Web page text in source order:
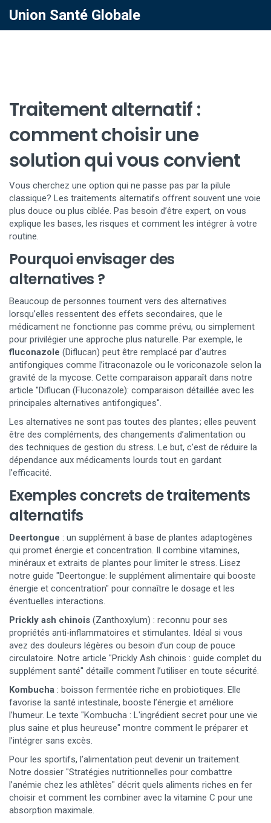
Union Santé Globale
Traitement alternatif :
comment choisir une
solution qui vous convient
Vous cherchez une option qui ne passe pas par la pilule
classique? Les traitements alternatifs offrent souvent une voie
plus douce ou plus ciblée. Pas besoin d’être expert, on vous
explique les bases, les risques et comment les intégrer à votre
routine.
Pourquoi envisager des
alternatives ?
Beaucoup de personnes tournent vers des alternatives
lorsqu’elles ressentent des effets secondaires, que le
médicament ne fonctionne pas comme prévu, ou simplement
pour privilégier une approche plus naturelle. Par exemple, le
fluconazole (Diflucan) peut être remplacé par d’autres
antifongiques comme l’itraconazole ou le voriconazole selon la
gravité de la mycose. Cette comparaison apparaît dans notre
article "Diflucan (Fluconazole): comparaison détaillée avec les
principales alternatives antifongiques".
Les alternatives ne sont pas toutes des plantes ; elles peuvent
être des compléments, des changements d’alimentation ou
des techniques de gestion du stress. Le but, c’est de réduire la
dépendance aux médicaments lourds tout en gardant
l’efficacité.
Exemples concrets de traitements
alternatifs
Deertongue : un supplément à base de plantes adaptogènes
qui promet énergie et concentration. Il combine vitamines,
minéraux et extraits de plantes pour limiter le stress. Lisez
notre guide "Deertongue: le supplément alimentaire qui booste
énergie et concentration" pour connaître le dosage et les
éventuelles interactions.
Prickly ash chinois (Zanthoxylum) : reconnu pour ses
propriétés anti‑inflammatoires et stimulantes. Idéal si vous
avez des douleurs légères ou besoin d’un coup de pouce
circulatoire. Notre article "Prickly Ash chinois : guide complet du
supplément santé" détaille comment l’utiliser en toute sécurité.
Kombucha : boisson fermentée riche en probiotiques. Elle
favorise la santé intestinale, booste l’énergie et améliore
l’humeur. Le texte "Kombucha : L'ingrédient secret pour une vie
plus saine et plus heureuse" montre comment le préparer et
l’intégrer sans excès.
Pour les sportifs, l’alimentation peut devenir un traitement.
Notre dossier "Stratégies nutritionnelles pour combattre
l’anémie chez les athlètes" décrit quels aliments riches en fer
choisir et comment les combiner avec la vitamine C pour une
absorption maximale.